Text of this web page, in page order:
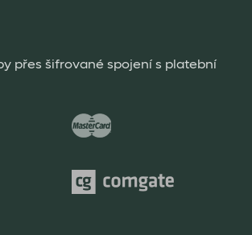
přes šifrované spojení s platební